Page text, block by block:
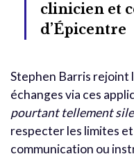
clinicien et
d’Épicentre
Stephen Barris rejoint
échanges via ces
pourtant tellement
respecter les limites
communication ou